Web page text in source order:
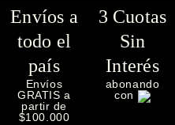
Envíos a
todo el
país
Envíos
GRATIS a
partir de
$100.000
3 Cuotas
Sin
Interés
abonando
con